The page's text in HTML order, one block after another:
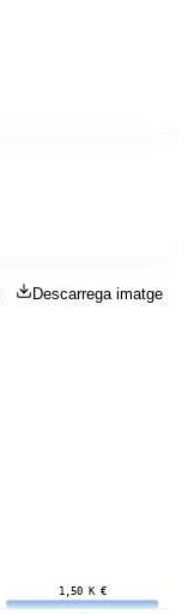
Descarrega imatge
1,50 K €